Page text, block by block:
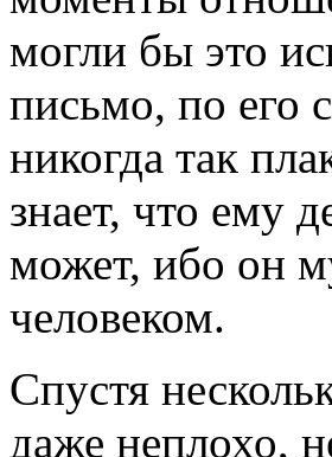
могли бы это
письмо, по его
никогда так
знает, что ему
может, ибо он
человеком.
Спустя
даже неплохо,